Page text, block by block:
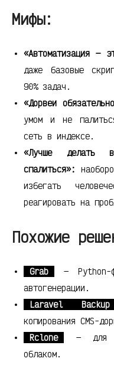
Мифы:
«Автоматизация —
даже базовые
90% задач.
«Дорвеи
умом и не
сеть в индексе.
«Лучше делать
спалиться»:
избегать
реагировать на
Похожие
Grab
— Python-
автогенерации.
Laravel Backup
копирования CMS-
Rclone
— для
облаком.